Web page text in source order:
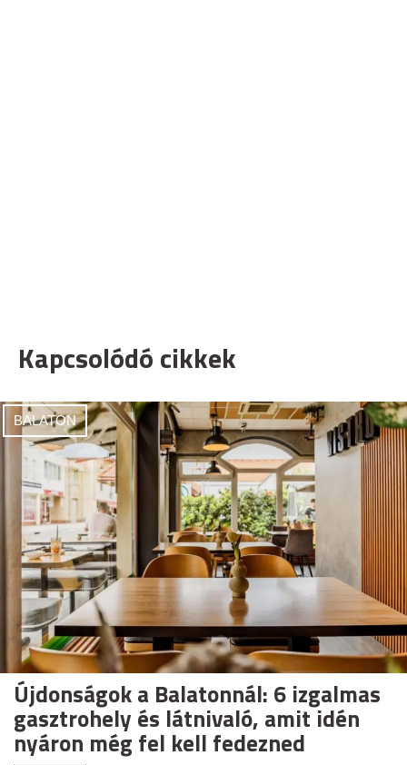
Kapcsolódó cikkek
BALATON
Újdonságok a Balatonnál: 6 izgalmas
gasztrohely és látnivaló, amit idén
nyáron még fel kell fedezned